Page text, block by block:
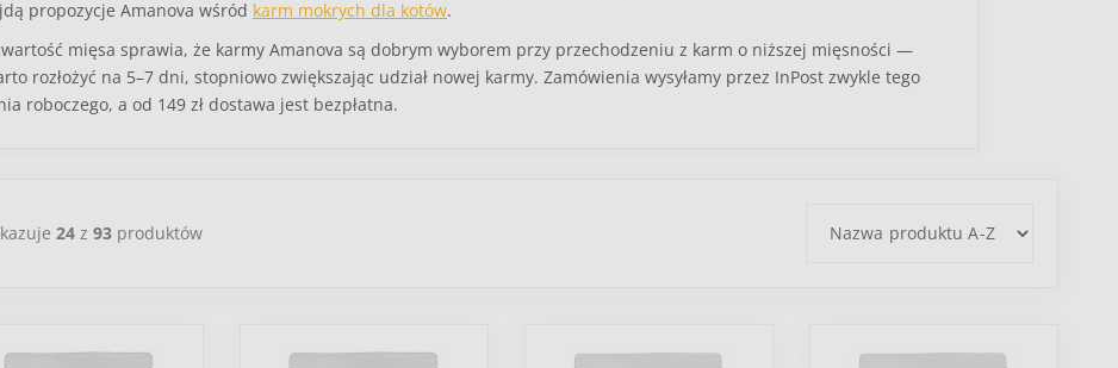
propozycje Amanova wśród karm mokrych dla kotów.
mięsa sprawia, że karmy Amanova są dobrym wyborem przy przechodzeniu z karm o niższej mięsności —
rozłożyć na 5–7 dni, stopniowo zwiększając udział nowej karmy. Zamówienia wysyłamy przez InPost zwykle tego
roboczego, a od 149 zł dostawa jest bezpłatna.
24z 93produktów